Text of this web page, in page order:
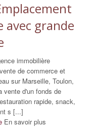
avec grande
immobilière
de commerce et
sur Marseille, Toulon,
vente d'un fonds de
rapide, snack,
s [...]
En savoir plus